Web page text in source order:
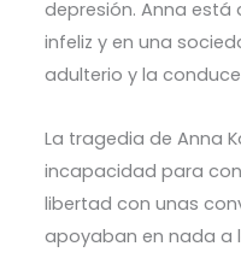
depresión. Anna
infeliz y en una
adulterio y la
La tragedia de Anna
incapacidad para
libertad con unas
apoyaban en nada a